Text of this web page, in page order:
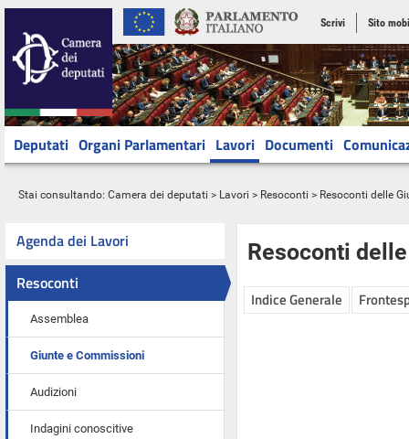
Scrivi Sito
Deputati Organi Parlamentari Lavori Documenti
Stai consultando: Camera dei deputati > Lavori > Resoconti > Resoconti delle
Agenda dei Lavori
Resoconti
Assemblea
Giunte e Commissioni
Audizioni
Indagini conoscitive
Resoconti
Indice Generale